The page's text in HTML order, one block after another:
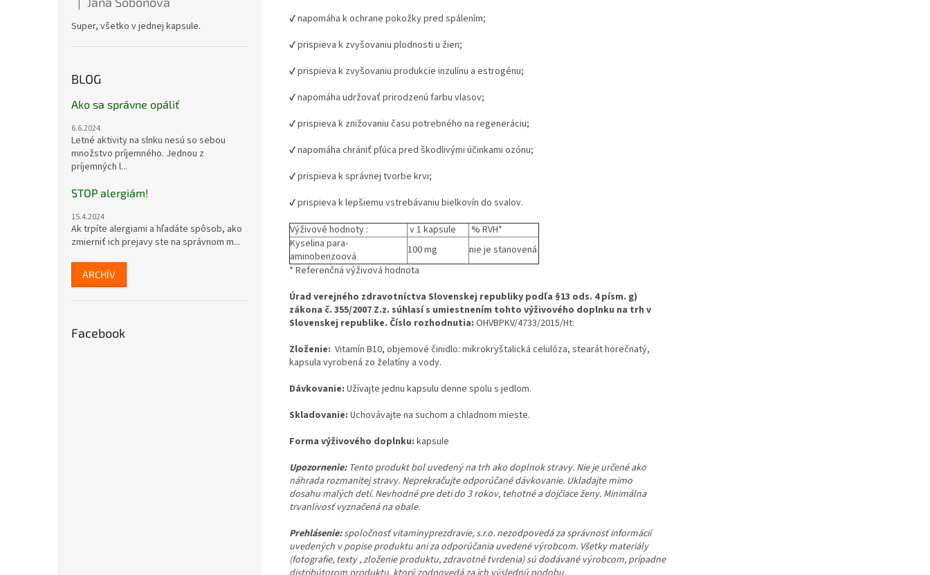
Hodnotenie produktu je 5 z 5 hviezdičiek.
|
Super, všetko v jednej kapsule.
BLOG
Ako sa správne opáliť
6.6.2024
Letné aktivity na slnku nesú so sebou
množstvo príjemného. Jednou z
príjemných l...
STOP alergiám!
15.4.2024
Ak trpíte alergiami a hľadáte spôsob, ako
zmierniť ich prejavy ste na správnom m...
ARCHÍV
Facebook
✔ napomáha k ochrane pokožky pred spálením;
✔ prispieva k zvyšovaniu plodnosti u žien;
✔ prispieva k zvyšovaniu produkcie inzulínu a estrogénu;
✔ napomáha udržovať prirodzenú farbu vlasov;
✔ prispieva k znižovaniu času potrebného na regeneráciu;
✔ napomáha chrániť pľúca pred škodlivými účinkami ozónu;
✔ prispieva k správnej tvorbe krvi;
✔ prispieva k lepšiemu vstrebávaniu bielkovín do svalov.
Výživové hodnoty :
v 1 kapsule
% RVH*
Kyselina para-
aminobenzoová
100 mg
nie je stanovená
* Referenčná výživová hodnota
Úrad verejného zdravotníctva Slovenskej republiky podľa §13 ods. 4 písm. g)
zákona č. 355/2007 Z.z. súhlasí s umiestnením tohto výživového doplnku na trh v
Slovenskej republike. Číslo rozhodnutia: OHVBPKV/4733/2015/Ht.
Zloženie: Vitamín B10, objemové činidlo: mikrokryštalická celulóza, stearát horečnatý,
kapsula vyrobená zo želatíny a vody.
Dávkovanie: Užívajte jednu kapsulu denne spolu s jedlom.
Skladovanie: Uchovávajte na suchom a chladnom mieste.
Forma výživového doplnku: kapsule
Upozornenie:Tento produkt bol uvedený na trh ako doplnok stravy. Nie je určené ako
náhrada rozmanitej stravy. Neprekračujte odporúčané dávkovanie. Ukladajte mimo
dosahu malých detí. Nevhodné pre deti do 3 rokov, tehotné a dojčiace ženy. Minimálna
trvanlivosť vyznačená na obale.
Prehlásenie:spoločnosť vitaminyprezdravie, s.r.o. nezodpovedá za správnosť informácií
uvedených v popise produktu ani za odporúčania uvedené výrobcom. Všetky materiály
(fotografie, texty , zloženie produktu, zdravotné tvrdenia) sú dodávané výrobcom, prípadne